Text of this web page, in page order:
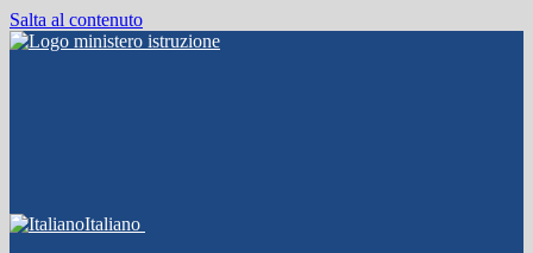
Salta al contenuto
Italiano